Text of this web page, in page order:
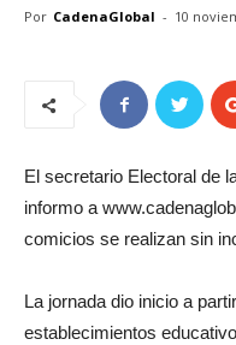
Por CadenaGlobal - 10
El secretario Electoral de
informo a
comicios se realizan sin
La jornada dio inicio a
establecimientos